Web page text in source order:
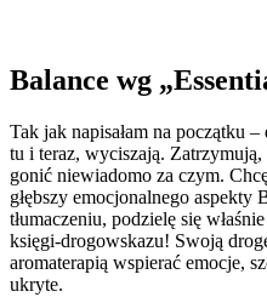
Balance wg
Tak jak napisałam na początku
tu i teraz, wyciszają.
gonić niewiadomo za czym.
głębszy emocjonalnego
tłumaczeniu, podzielę się
księgi-drogowskazu! Swoją
aromaterapią wspierać emocje,
ukryte.